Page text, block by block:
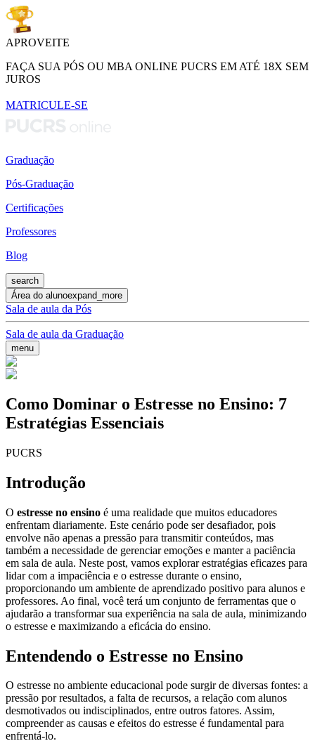
APROVEITE
FAÇA SUA PÓS OU MBA ONLINE PUCRS EM ATÉ 18X SEM
JUROS
MATRICULE-SE
Graduação
Pós-Graduação
Certificações
Professores
Blog
search
Área do alunoexpand_more
Sala de aula da Pós
Sala de aula da Graduação
menu
Como Dominar o Estresse no Ensino: 7
Estratégias Essenciais
PUCRS
Introdução
O estresse no ensino é uma realidade que muitos educadores
enfrentam diariamente. Este cenário pode ser desafiador, pois
envolve não apenas a pressão para transmitir conteúdos, mas
também a necessidade de gerenciar emoções e manter a paciência
em sala de aula. Neste post, vamos explorar estratégias eficazes para
lidar com a impaciência e o estresse durante o ensino,
proporcionando um ambiente de aprendizado positivo para alunos e
professores. Ao final, você terá um conjunto de ferramentas que o
ajudarão a transformar sua experiência na sala de aula, minimizando
o estresse e maximizando a eficácia do ensino.
Entendendo o Estresse no Ensino
O estresse no ambiente educacional pode surgir de diversas fontes: a
pressão por resultados, a falta de recursos, a relação com alunos
desmotivados ou indisciplinados, entre outros fatores. Assim,
compreender as causas e efeitos do estresse é fundamental para
enfrentá-lo.